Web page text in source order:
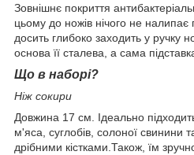
Зовнішнє покриття
цьому до ножів нічого не налипає
досить глибоко заходить у ручку
основа її сталева, а сама
Що в наборі?
Ніж сокири
Довжина 17 см. Ідеально
м'яса, суглобів, солоної свинини
дрібними кістками.Також, їм